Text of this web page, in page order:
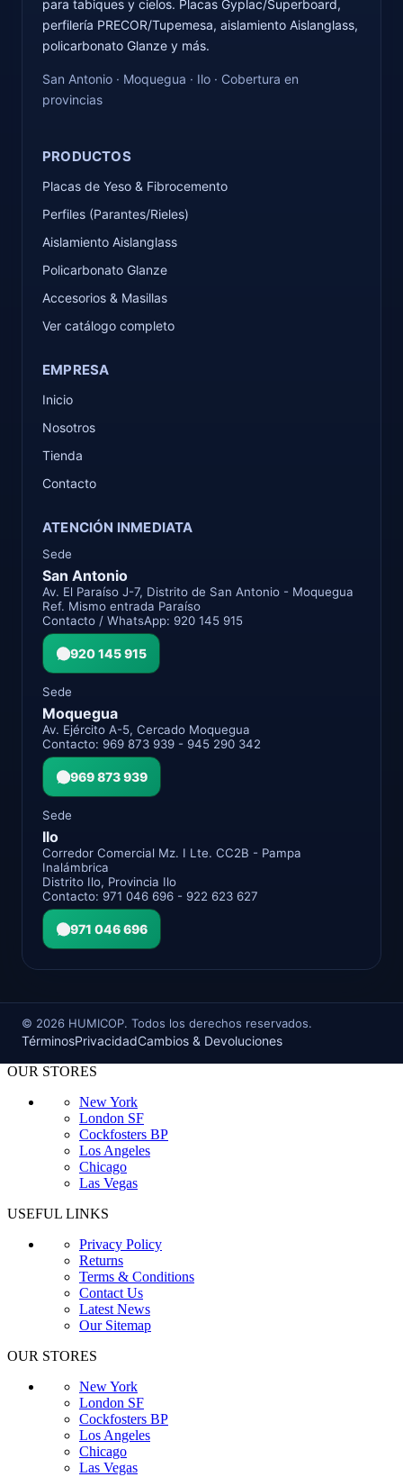
para tabiques y cielos. Placas Gyplac/Superboard,
perfilería PRECOR/Tupemesa, aislamiento Aislanglass,
policarbonato Glanze y más.
San Antonio · Moquegua · Ilo · Cobertura en
provincias
PRODUCTOS
Placas de Yeso & Fibrocemento
Perfiles (Parantes/Rieles)
Aislamiento Aislanglass
Policarbonato Glanze
Accesorios & Masillas
Ver catálogo completo
EMPRESA
Inicio
Nosotros
Tienda
Contacto
ATENCIÓN INMEDIATA
Sede
San Antonio
Av. El Paraíso J-7, Distrito de San Antonio - Moquegua
Ref. Mismo entrada Paraíso
Contacto / WhatsApp: 920 145 915
920 145 915
Sede
Moquegua
Av. Ejército A-5, Cercado Moquegua
Contacto: 969 873 939 - 945 290 342
969 873 939
Sede
Ilo
Corredor Comercial Mz. I Lte. CC2B - Pampa
Inalámbrica
Distrito Ilo, Provincia Ilo
Contacto: 971 046 696 - 922 623 627
971 046 696
© 2026 HUMICOP. Todos los derechos reservados.
TérminosPrivacidadCambios & Devoluciones
OUR STORES
New York
London SF
Cockfosters BP
Los Angeles
Chicago
Las Vegas
USEFUL LINKS
Privacy Policy
Returns
Terms & Conditions
Contact Us
Latest News
Our Sitemap
OUR STORES
New York
London SF
Cockfosters BP
Los Angeles
Chicago
Las Vegas